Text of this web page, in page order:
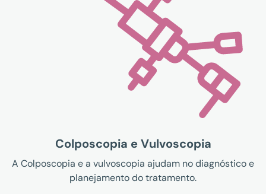
Colposcopia e Vulvoscopia
A Colposcopia e a vulvoscopia ajudam no diagnóstico e
planejamento do tratamento.